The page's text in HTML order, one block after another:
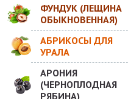
ФУНДУК (ЛЕЩИНА
ОБЫКНОВЕННАЯ)
АБРИКОСЫ ДЛЯ
УРАЛА
АРОНИЯ
(ЧЕРНОПЛОДНАЯ
РЯБИНА)